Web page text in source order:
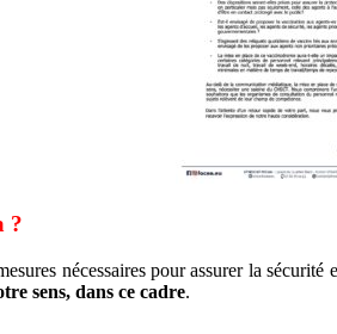
?
nécessaires pour assurer la
sens, dans ce cadre.